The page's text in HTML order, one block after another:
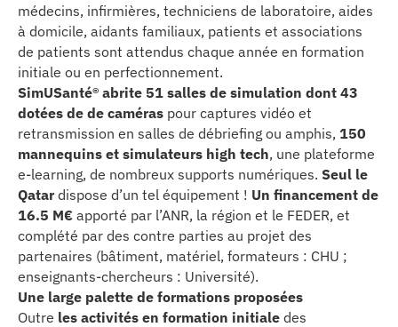
l’éditeur
un CHU
médecins, infirmières, techniciens de laboratoire, aides
à domicile, aidants familiaux, patients et associations
de patients sont attendus chaque année en formation
initiale ou en perfectionnement.
SimUSanté® abrite 51 salles de simulation dont 43
dotées de de caméras pour captures vidéo et
retransmission en salles de débriefing ou amphis, 150
mannequins et simulateurs high tech, une plateforme
e-learning, de nombreux supports numériques. Seul le
Qatar dispose d’un tel équipement ! Un financement de
16.5 M€ apporté par l’ANR, la région et le FEDER, et
complété par des contre parties au projet des
partenaires (bâtiment, matériel, formateurs : CHU ;
enseignants-chercheurs : Université).
Une large palette de formations proposées
Outre les activités en formation initiale des